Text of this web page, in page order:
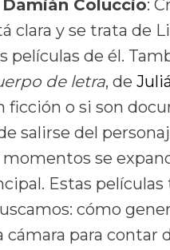
Coluccio:
clara y se trata de
películas de él.
de letra, de
ficción o si son
salirse del
se
Estas
cómo
cámara para contar